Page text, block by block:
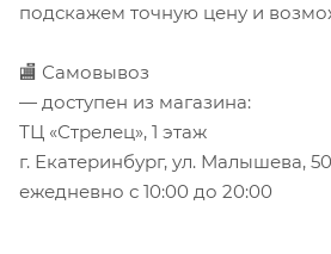
подскажем точную цену и
🏬 Самовывоз
— доступен из магазина:
ТЦ «Стрелец», 1 этаж
г. Екатеринбург, ул. Малышева, 50
ежедневно с 10:00 до 20:00